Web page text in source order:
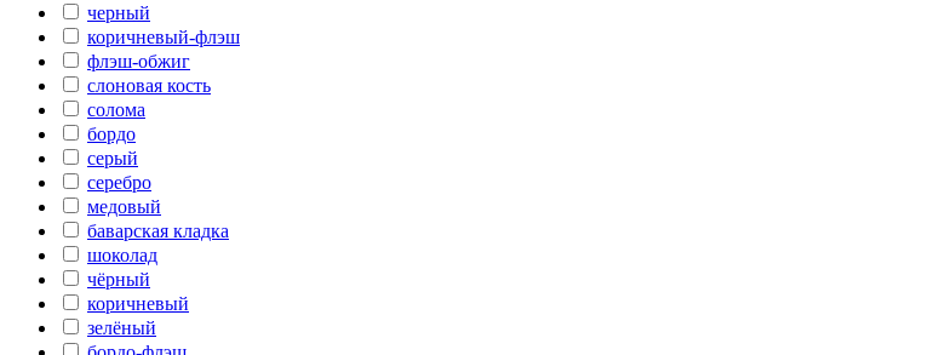
черный
коричневый-флэш
флэш-обжиг
слоновая кость
солома
бордо
серый
серебро
медовый
баварская кладка
шоколад
чёрный
коричневый
зелёный